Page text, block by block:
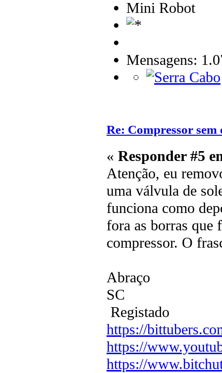
Mini Robot
Mensagens:
Re: Compressor sem
« Responder #5
Atenção, eu
uma válvula de
funciona como
fora as borras que
compressor. O
Abraço
SC
Registado
https://
https://
https://